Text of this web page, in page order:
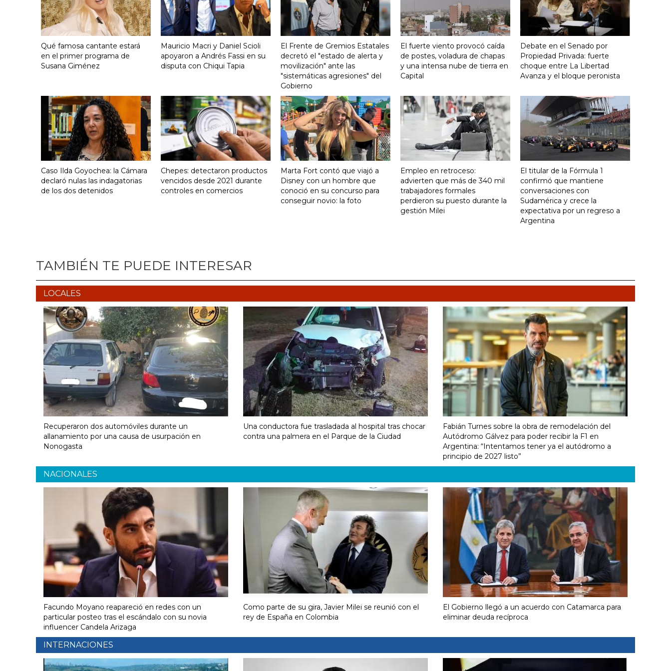
Qué famosa cantante estará
en el primer programa de
Susana Giménez
Mauricio Macri y Daniel Scioli
apoyaron a Andrés Fassi en su
disputa con Chiqui Tapia
El Frente de Gremios Estatales
decretó el "estado de alerta y
movilización" ante las
"sistemáticas agresiones" del
Gobierno
El fuerte viento provocó caída
de postes, voladura de chapas
y una intensa nube de tierra en
Capital
Debate en el Senado por
Propiedad Privada: fuerte
choque entre La Libertad
Avanza y el bloque peronista
Caso Ilda Goyochea: la Cámara
declaró nulas las indagatorias
de los dos detenidos
Chepes: detectaron productos
vencidos desde 2021 durante
controles en comercios
Marta Fort contó que viajó a
Disney con un hombre que
conoció en su concurso para
conseguir novio: la foto
Empleo en retroceso:
advierten que más de 340 mil
trabajadores formales
perdieron su puesto durante la
gestión Milei
El titular de la Fórmula 1
confirmó que mantiene
conversaciones con
Sudamérica y crece la
expectativa por un regreso a
Argentina
TAMBIÉN TE PUEDE INTERESAR
LOCALES
Recuperaron dos automóviles durante un
allanamiento por una causa de usurpación en
Nonogasta
Una conductora fue trasladada al hospital tras chocar
contra una palmera en el Parque de la Ciudad
Fabián Turnes sobre la obra de remodelación del
Autódromo Gálvez para poder recibir la F1 en
Argentina: “Intentamos tener ya el autódromo a
principio de 2027 listo”
NACIONALES
Facundo Moyano reapareció en redes con un
particular posteo tras el escándalo con su novia
influencer Candela Arizaga
Como parte de su gira, Javier Milei se reunió con el
rey de España en Colombia
El Gobierno llegó a un acuerdo con Catamarca para
eliminar deuda recíproca
INTERNACIONES